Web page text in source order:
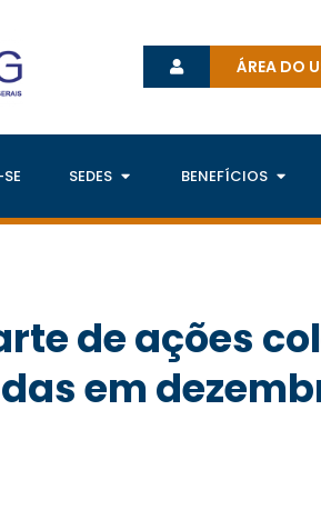
ÁREA DO
SEDES BENEFÍCIOS
de ações
em